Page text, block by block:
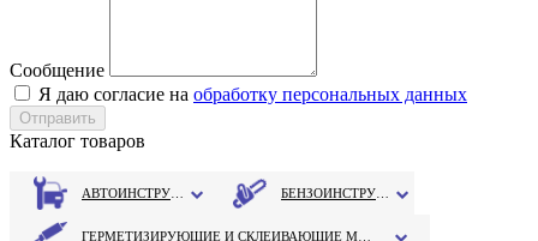
Сообщение
Я даю согласие на обработку персональных данных
Каталог товаров